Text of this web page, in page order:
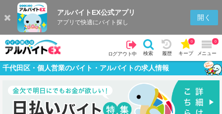
アルバイトEX公式アプリ
アプリで快適にバイト探し
開く
ログアウト中 検索 履歴 キープ
0
メニュー
0
千代田区・個人営業のバイト・アルバイトの求人情報